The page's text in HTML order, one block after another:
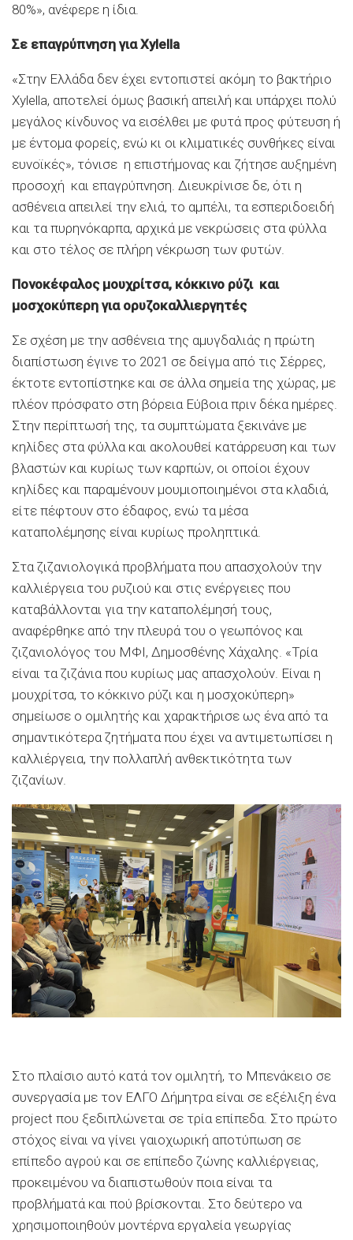
80%», ανέφερε η ίδια.
Σε επαγρύπνηση για Xylella
«Στην Ελλάδα δεν έχει εντοπιστεί ακόµη το βακτήριο
Xylella, αποτελεί όµως βασική απειλή και υπάρχει πολύ
µεγάλος κίνδυνος να εισέλθει µε φυτά προς φύτευση ή
µε έντοµα φορείς, ενώ κι οι κλιµατικές συνθήκες είναι
ευνοϊκές», τόνισε η επιστήµονας και ζήτησε αυξηµένη
προσοχή και επαγρύπνηση. ∆ιευκρίνισε δε, ότι η
ασθένεια απειλεί την ελιά, το αµπέλι, τα εσπεριδοειδή
και τα πυρηνόκαρπα, αρχικά µε νεκρώσεις στα φύλλα
και στο τέλος σε πλήρη νέκρωση των φυτών.
Πονοκέφαλος μουχρίτσα, κόκκινο ρύζι και
μοσχοκύπερη για ορυζοκαλλιεργητές
Σε σχέση µε την ασθένεια της αµυγδαλιάς η πρώτη
διαπίστωση έγινε το 2021 σε δείγµα από τις Σέρρες,
έκτοτε εντοπίστηκε και σε άλλα σηµεία της χώρας, µε
πλέον πρόσφατο στη βόρεια Εύβοια πριν δέκα ηµέρες.
Στην περίπτωσή της, τα συµπτώµατα ξεκινάνε µε
κηλίδες στα φύλλα και ακολουθεί κατάρρευση και των
βλαστών και κυρίως των καρπών, οι οποίοι έχουν
κηλίδες και παραµένουν µουµιοποιηµένοι στα κλαδιά,
είτε πέφτουν στο έδαφος, ενώ τα µέσα
καταπολέµησης είναι κυρίως προληπτικά.
Στα ζιζανιολογικά προβλήµατα που απασχολούν την
καλλιέργεια του ρυζιού και στις ενέργειες που
καταβάλλονται για την καταπολέµησή τους,
αναφέρθηκε από την πλευρά του ο γεωπόνος και
ζιζανιολόγος του ΜΦΙ, ∆ηµοσθένης Χάχαλης. «Τρία
είναι τα ζιζάνια που κυρίως µας απασχολούν. Είναι η
µουχρίτσα, το κόκκινο ρύζι και η µοσχοκύπερη»
σηµείωσε ο οµιλητής και χαρακτήρισε ως ένα από τα
σηµαντικότερα ζητήµατα που έχει να αντιµετωπίσει η
καλλιέργεια, την πολλαπλή ανθεκτικότητα των
ζιζανίων.
Στο πλαίσιο αυτό κατά τον οµιλητή, το Μπενάκειο σε
συνεργασία µε τον ΕΛΓΟ ∆ήµητρα είναι σε εξέλιξη ένα
project που ξεδιπλώνεται σε τρία επίπεδα. Στο πρώτο
στόχος είναι να γίνει γαιοχωρική αποτύπωση σε
επίπεδο αγρού και σε επίπεδο ζώνης καλλιέργειας,
προκειµένου να διαπιστωθούν ποια είναι τα
προβλήµατά και πού βρίσκονται. Στο δεύτερο να
χρησιµοποιηθούν µοντέρνα εργαλεία γεωργίας